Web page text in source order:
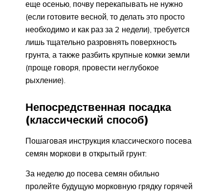
еще осенью, почву перекапывать не нужно
(если готовите весной, то делать это просто
необходимо и как раз за 2 недели), требуется
лишь тщательно разровнять поверхность
грунта, а также разбить крупные комки земли
(проще говоря, провести неглубокое
рыхление).
Непосредственная посадка
(классический способ)
Пошаговая инструкция классического посева
семян моркови в открытый грунт:
За неделю до посева семян обильно
пролейте будущую морковную грядку горячей